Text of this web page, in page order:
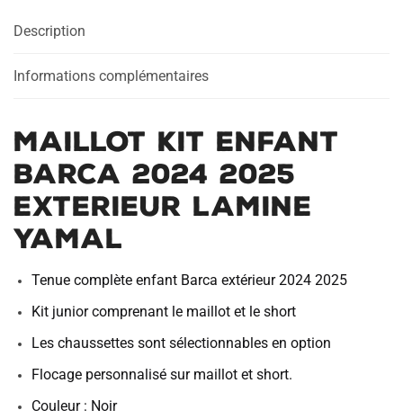
2025
Lamine
Description
Informations complémentaires
Maillot Kit Enfant
Barca 2024 2025
Exterieur Lamine
Yamal
Tenue complète enfant Barca extérieur 2024 2025
Kit junior comprenant le maillot et le short
Les chaussettes sont sélectionnables en option
Flocage personnalisé sur maillot et short.
Couleur : Noir